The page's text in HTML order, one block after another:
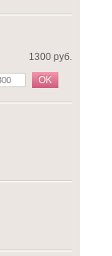
1300 руб.
OK